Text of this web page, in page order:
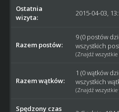
Ostatnia
wizyta:
2015-04-03,
Razem postów:
9 (0 postów
wszystkich
(Znajdź wszystkie
Razem wątków:
1 (0 wątków
wszystkich
(Znajdź
Spędzony czas